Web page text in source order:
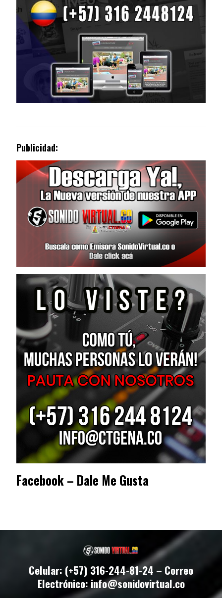
Publicidad:
Facebook – Dale Me Gusta
Celular: (+57) 316-244-81-24 – Correo
Electrónico: info@sonidovirtual.co